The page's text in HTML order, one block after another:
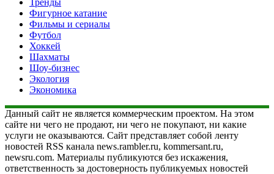
Фигурное катание
Фильмы и сериалы
Футбол
Хоккей
Шахматы
Шоу-бизнес
Экология
Экономика
Данный сайт не является коммерческим проектом. На этом
сайте ни чего не продают, ни чего не покупают, ни какие
услуги не оказываются. Сайт представляет собой ленту
новостей RSS канала news.rambler.ru, kommersant.ru,
newsru.com. Материалы публикуются без искажения,
ответственность за достоверность публикуемых новостей